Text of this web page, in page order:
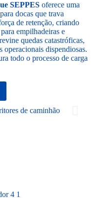
SEPPES oferece uma
docas que trava
de retenção, criando
empilhadeiras e
quedas catastróficas,
operacionais dispendiosas.
todo o processo de carga